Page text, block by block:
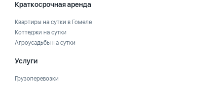
Краткосрочная аренда
Квартиры на сутки в Гомеле
Коттеджи на сутки
Агроусадьбы на сутки
Услуги
Грузоперевозки